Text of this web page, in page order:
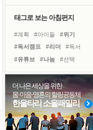
극과 극의 양 끝단
'말 타는 법'을 먼저
졸업식 사진을 보며
극심한 변비, 어깨결림, 수면 장애
아픈 아버지를 위한 공간 설계
슬럼프
태그로 보는 아침편지
#계획 #아이들
#위기
#독서캠프
#리더
#독서
#유튜브
#나눔
#선택
#다짐
#힐링
#명상
#비전캠프
#도움
#친구
#면역력
#바이러스
#삶
#극복
#링컨학교 #경험
더 나은 세상을 위한
몸·마음·영혼의 힐링공동체
한울타리 소울패밀리